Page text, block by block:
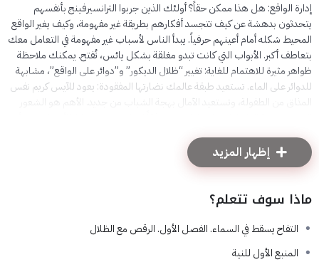
إدارة الواقع: هل هذا ممكن حقاً؟ أولئك الذين جربوا الترانسيرفينج بأنفسهم
يتحدثون بدهشة عن كيف تتجسد أفكارهم بطريقة غير مفهومة، وكيف يغير الواقع
المحيط شكله أمام أعينهم حرفياً. يبدأ الناس لأسباب غير مفهومة في التعامل معك
بتعاطف أكبر. الأبواب التي كانت تبدو مغلقة بشكل يائس، تُفتح. يمكنك ملاحظة
ظواهر مثيرة للاهتمام للغاية: تغيير “ظلال الديكور” و”دوائر على الواقع”، مشابهة
للدوائر على الماء. تستعيد طبقة عالمك نضارتها المفقودة: يعود للآيس كريم نفس
حتى لا تسقط في السماء من كثرة الدهشة والبهجة. موجه لجمهور واسع من القراء.
إظهار المزيد
ماذا سوف تتعلم؟
التفاح يسقط في السماء. الفصل الأول. الرقص مع الظلال
المنبع الأول للنية